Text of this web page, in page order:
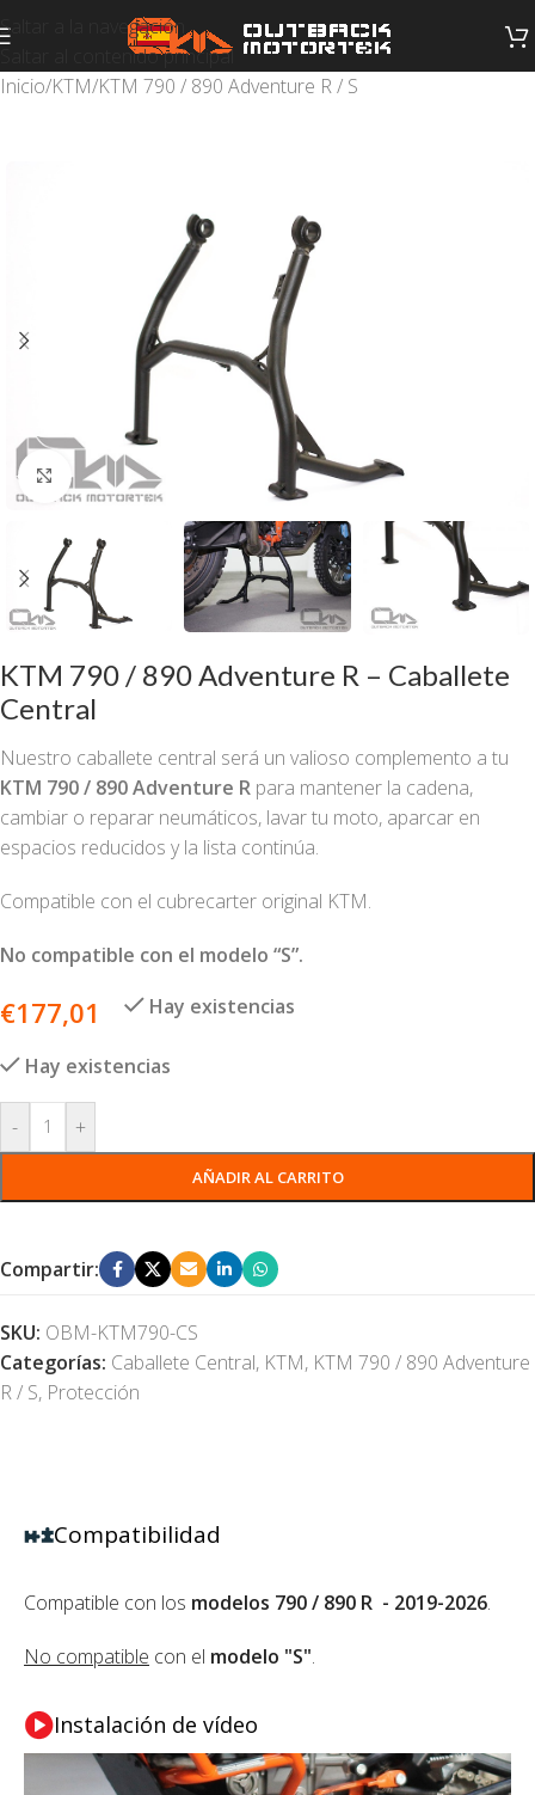
Saltar a la navegación
Saltar al contenido principal
Inicio/KTM/KTM 790 / 890 Adventure R / S
Haga clic para ampliar
KTM 790 / 890 Adventure R – Caballete
Central
Nuestro caballete central será un valioso complemento a tu
KTM 790 / 890 Adventure R para mantener la cadena,
cambiar o reparar neumáticos, lavar tu moto, aparcar en
espacios reducidos y la lista continúa.
Compatible con el cubrecarter original KTM.
No compatible con el modelo “S”.
€177,01 Hay existencias
Hay existencias
- +
AÑADIR AL CARRITO
Compartir:
SKU: OBM-KTM790-CS
Categorías: Caballete Central, KTM, KTM 790 / 890 Adventure
R / S, Protección
Compatibilidad
Compatible con los modelos 790 / 890 R - 2019-2026.
No compatible con el modelo "S".
Instalación de vídeo